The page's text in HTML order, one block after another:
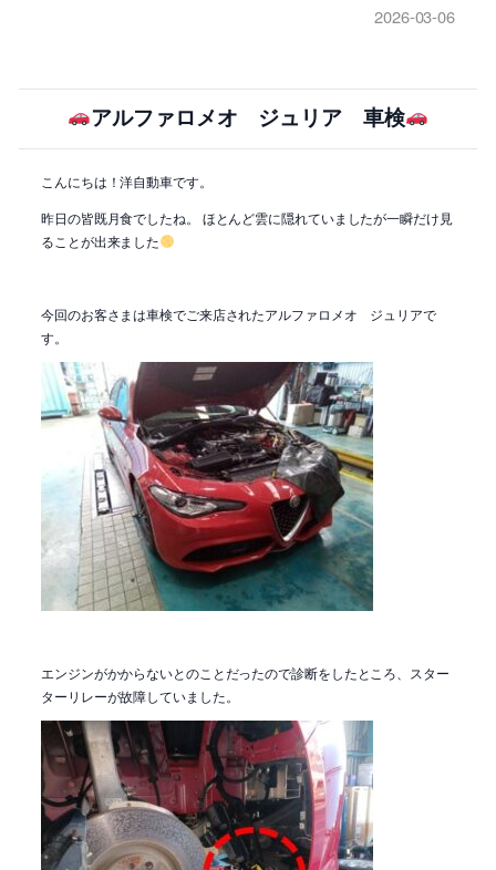
2026-03-06
アルファロメオ ジュリア 車検
こんにちは！洋自動車です。
昨日の皆既月食でしたね。 ほとんど雲に隠れていましたが一瞬だけ見
ることが出来ました
今回のお客さまは車検でご来店されたアルファロメオ ジュリアで
す。
エンジンがかからないとのことだったので診断をしたところ、スター
ターリレーが故障していました。